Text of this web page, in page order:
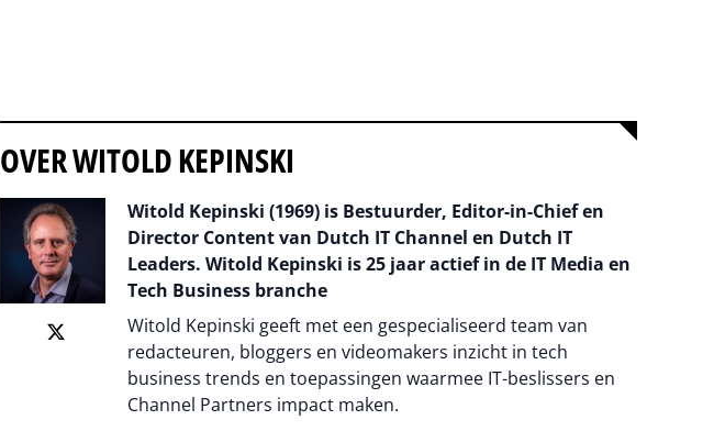
OVER WITOLD KEPINSKI
Witold Kepinski (1969) is Bestuurder, Editor-in-Chief en
Director Content van Dutch IT Channel en Dutch IT
Leaders. Witold Kepinski is 25 jaar actief in de IT Media en
Tech Business branche
Witold Kepinski geeft met een gespecialiseerd team van
redacteuren, bloggers en videomakers inzicht in tech
business trends en toepassingen waarmee IT-beslissers en
Channel Partners impact maken.